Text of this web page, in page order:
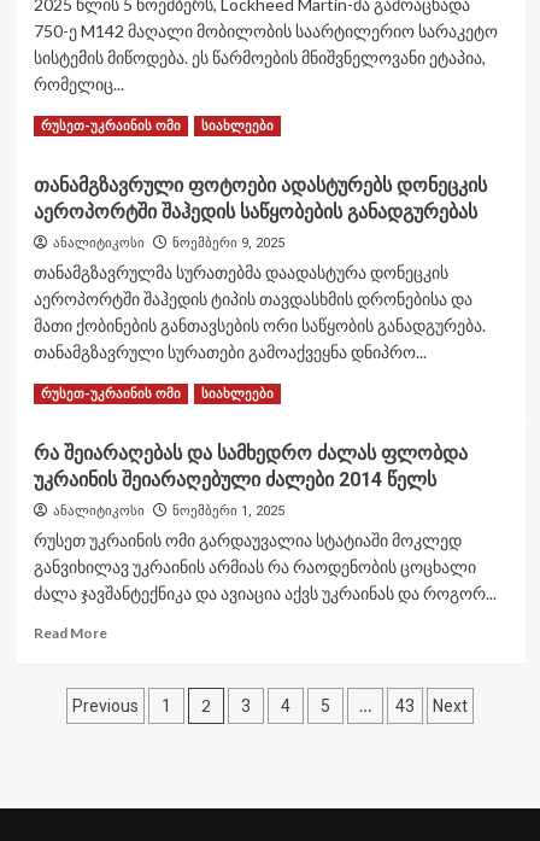
ხელი
მოაწერეს
დოკუმენტს,
რომელიც
უკრაინას
100
ტიპის
გამანადგურებელი
თვითმფრინავის
შეძენის
უფლებას
აძლევს
2025 წლის 5 ნოემბერს, Lockheed Martin-მა გამოაცხადა
750-ე M142 მაღალი მობილობის საარტილერიო სარაკეტო
სისტემის მიწოდება. ეს წარმოების მნიშვნელოვანი ეტაპია,
რომელიც...
Read MoreRead
ამერიკული
Lockheed
Martin-
HIMARS-
ის
რაოდენობა
მსოფლიოს
ქვეყანაში
ერთეულს
აღწევს
რუსეთ-უკრაინის ომი სიახლეები
თანამგზავრული ფოტოები ადასტურებს დონეცკის
აეროპორტში შაჰედის საწყობების განადგურებას
ანალიტიკოსი ნოემბერი 9, 2025
თანამგზავრულმა სურათებმა დაადასტურა დონეცკის
აეროპორტში შაჰედის ტიპის თავდასხმის დრონებისა და
მათი ქობინების განთავსების ორი საწყობის განადგურება.
თანამგზავრული სურათები გამოაქვეყნა დნიპრო...
Read MoreRead
თანამგზავრული
ფოტოები
ადასტურებს
აეროპორტში
შაჰედის
საწყობების
რუსეთ-უკრაინის ომი სიახლეები
რა შეიარაღებას და სამხედრო ძალას ფლობდა
უკრაინის შეიარაღებული ძალები 2014 წელს
ანალიტიკოსი ნოემბერი 1, 2025
რუსეთ უკრაინის ომი გარდაუვალია სტატიაში მოკლედ
განვიხილავ უკრაინის არმიას რა რაოდენობის ცოცხალი
ძალა ჯავშანტექნიკა და ავიაცია აქვს უკრაინას და როგორ...
Read MoreRead
რა
შეიარაღებას
ფლობდა
ჩანაწერების
Previous 1 2 3 4 5 … 43 Next